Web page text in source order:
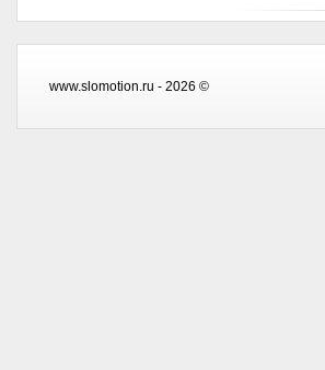
www.slomotion.ru - 2026 ©